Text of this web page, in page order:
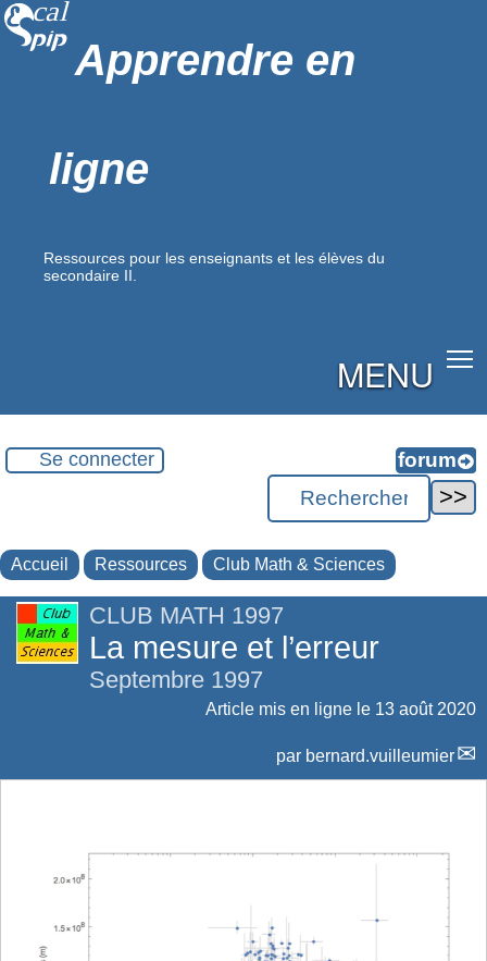
Apprendre en
ligne
Ressources pour les enseignants et les élèves du
secondaire II.
MENU
Se connecter
Accueil Ressources Club Math & Sciences
CLUB MATH 1997
La mesure et l’erreur
Septembre 1997
Article mis en ligne le 13 août 2020
par bernard.vuilleumier